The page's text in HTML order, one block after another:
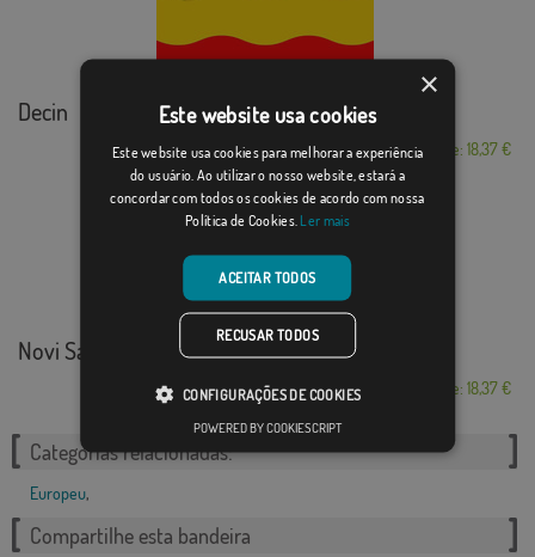
Decin
Desde: 18,37 €
Novi Sad
Desde: 18,37 €
Categorias relacionadas:
Europeu,
Compartilhe esta bandeira
×
Este website usa cookies
Este website usa cookies para melhorar a experiência
do usuário. Ao utilizar o nosso website, estará a
concordar com todos os cookies de acordo com nossa
Política de Cookies. Ler mais
ACEITAR TODOS
RECUSAR TODOS
CONFIGURAÇÕES DE COOKIES
POWERED BY COOKIESCRIPT